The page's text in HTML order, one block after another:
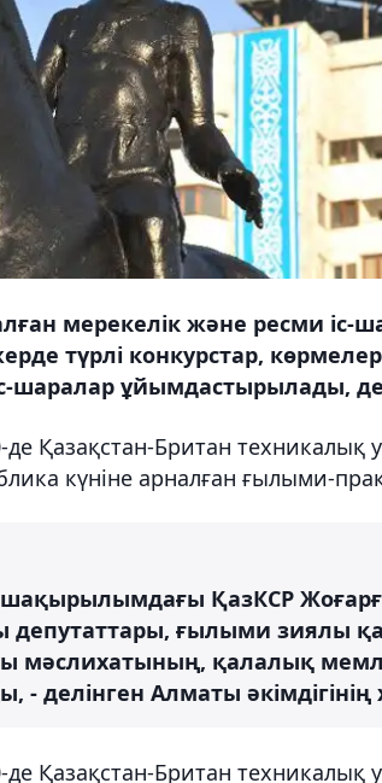
мерекелік және ресми іс-
түрлі конкурстар,
шаралар ұйымдастырылады,
де Қазақстан-Британ техникалық
күніне арналған ғылыми-
шақырылымдағы ҚазКСР
ғылыми зиялы
мәслихатының, қалалық
- делінген Алматы
де Қазақстан-Британ техникалық